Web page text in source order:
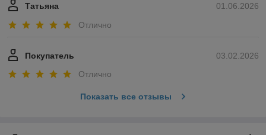
01.06.2026
Татьяна
Отлично
03.02.2026
Покупатель
Отлично
Показать все отзывы